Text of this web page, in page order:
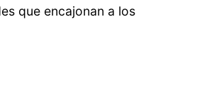
que encajonan a los